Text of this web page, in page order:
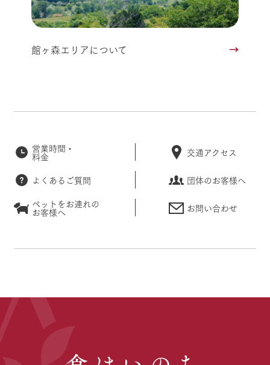
館ヶ森エリアについて
営業時間・
料金 交通アクセス
よくあるご質問
団体のお客様へ
ペットをお連れの
お客様へ お問い合わせ